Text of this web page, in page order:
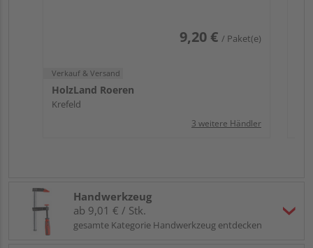
9,20 € / Paket(e)
Verkauf & Versand
HolzLand Roeren
Krefeld
3 weitere Händler
Handwerkzeug
ab 9,01 € / Stk.
gesamte Kategorie Handwerkzeug entdecken